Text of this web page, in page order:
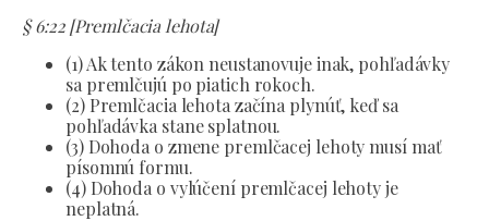
§ 6:22 [Premlčacia lehota]
(1) Ak tento zákon neustanovuje inak, pohľadávky
sa premlčujú po piatich rokoch.
(2) Premlčacia lehota začína plynúť, keď sa
pohľadávka stane splatnou.
(3) Dohoda o zmene premlčacej lehoty musí mať
písomnú formu.
(4) Dohoda o vylúčení premlčacej lehoty je
neplatná.